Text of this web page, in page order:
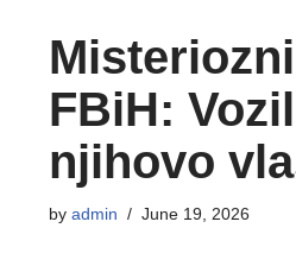
FBiH:
njihovo
by admin June 19, 2026